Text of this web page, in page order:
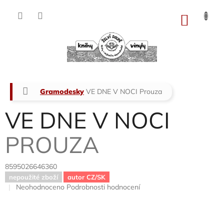
Domů
Gramodesky VE DNE V NOCI Prouza
VE DNE V NOCI
PROUZA
8595026646360
nepoužité zboží autor CZ/SK
Průměrné
Neohodnoceno Podrobnosti hodnocení